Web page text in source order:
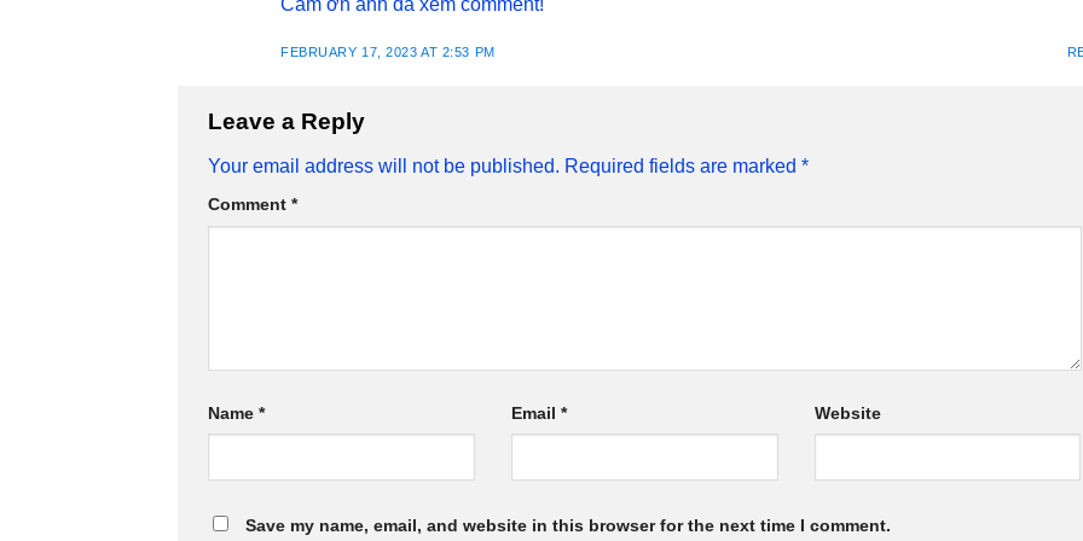
Cảm ơn anh đã xem comment!
FEBRUARY 17, 2023 AT 2:53 PM
Leave a Reply
Your email address will not be published. Required fields are marked *
Comment *
Name * Email * Website
Save my name, email, and website in this browser for the next time I comment.